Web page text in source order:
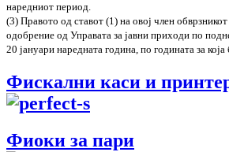
наредниот период.
(3) Правото од ставот (1) на овој член обврзникот
одобрение од Управата за јавни приходи по
20 јануари наредната година, по годината за
Фискални каси и
Фиоки за пари